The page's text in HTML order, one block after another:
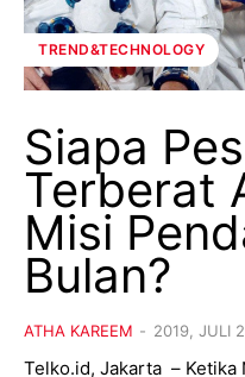
TREND&TECHNOLOGY
Siapa
Terberat
Misi
Bulan?
ATHA KAREEM - 2019, JULI
Telko.id, Jakarta –